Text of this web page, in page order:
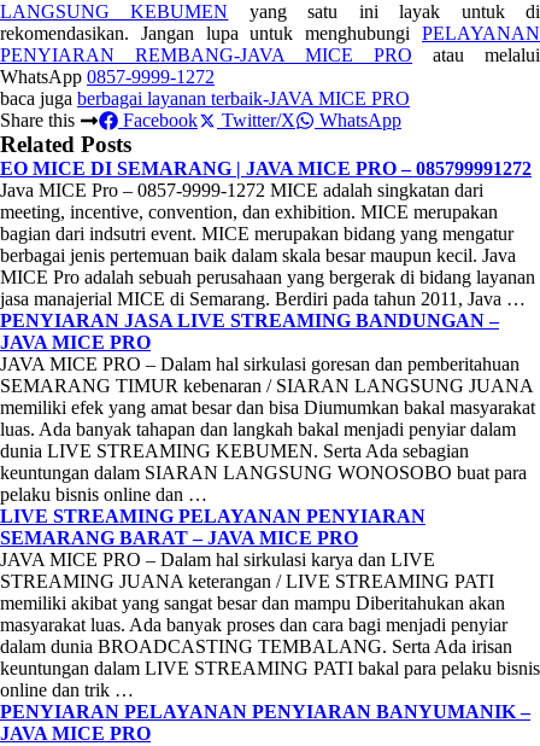
LANGSUNG KEBUMEN yang satu ini layak untuk di
rekomendasikan. Jangan lupa untuk menghubungi PELAYANAN
PENYIARAN REMBANG-JAVA MICE PRO atau melalui
WhatsApp 0857-9999-1272
baca juga berbagai layanan terbaik-JAVA MICE PRO
Share this
Facebook Twitter/X WhatsApp
Related Posts
EO MICE DI SEMARANG | JAVA MICE PRO – 085799991272
Java MICE Pro – 0857-9999-1272 MICE adalah singkatan dari
meeting, incentive, convention, dan exhibition. MICE merupakan
bagian dari indsutri event. MICE merupakan bidang yang mengatur
berbagai jenis pertemuan baik dalam skala besar maupun kecil. Java
MICE Pro adalah sebuah perusahaan yang bergerak di bidang layanan
jasa manajerial MICE di Semarang. Berdiri pada tahun 2011, Java …
PENYIARAN JASA LIVE STREAMING BANDUNGAN –
JAVA MICE PRO
JAVA MICE PRO – Dalam hal sirkulasi goresan dan pemberitahuan
SEMARANG TIMUR kebenaran / SIARAN LANGSUNG JUANA
memiliki efek yang amat besar dan bisa Diumumkan bakal masyarakat
luas. Ada banyak tahapan dan langkah bakal menjadi penyiar dalam
dunia LIVE STREAMING KEBUMEN. Serta Ada sebagian
keuntungan dalam SIARAN LANGSUNG WONOSOBO buat para
pelaku bisnis online dan …
LIVE STREAMING PELAYANAN PENYIARAN
SEMARANG BARAT – JAVA MICE PRO
JAVA MICE PRO – Dalam hal sirkulasi karya dan LIVE
STREAMING JUANA keterangan / LIVE STREAMING PATI
memiliki akibat yang sangat besar dan mampu Diberitahukan akan
masyarakat luas. Ada banyak proses dan cara bagi menjadi penyiar
dalam dunia BROADCASTING TEMBALANG. Serta Ada irisan
keuntungan dalam LIVE STREAMING PATI bakal para pelaku bisnis
online dan trik …
PENYIARAN PELAYANAN PENYIARAN BANYUMANIK –
JAVA MICE PRO